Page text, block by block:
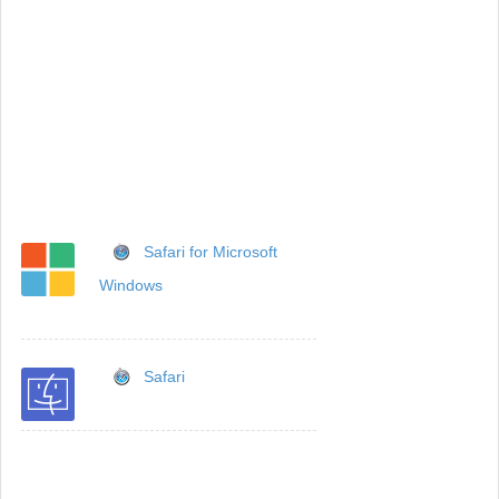
Safari for Microsoft
Windows
Safari